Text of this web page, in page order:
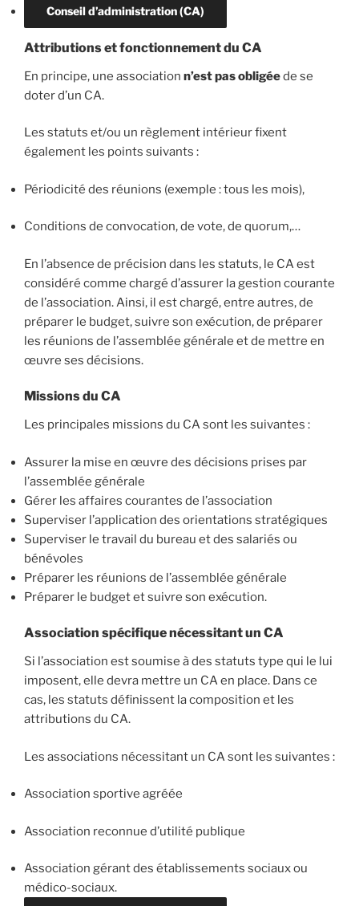
Conseil d’administration (CA)
Attributions et fonctionnement du CA
En principe, une association n’est pas obligéede se
doter d’un CA.
Les statuts et/ou un règlement intérieur fixent
également les points suivants :
Périodicité des réunions (exemple : tous les mois),
Conditions de convocation, de vote, de quorum,…
En l’absence de précision dans les statuts, le CA est
considéré comme chargé d’assurer la gestion courante
de l’association. Ainsi, il est chargé, entre autres, de
préparer le budget, suivre son exécution, de préparer
les réunions de l’assemblée générale et de mettre en
œuvre ses décisions.
Missions du CA
Les principales missions du CA sont les suivantes :
Assurer la mise en œuvre des décisions prises par
l’assemblée générale
Gérer les affaires courantes de l’association
Superviser l’application des orientations stratégiques
Superviser le travail du bureau et des salariés ou
bénévoles
Préparer les réunions de l’assemblée générale
Préparer le budget et suivre son exécution.
Association spécifique nécessitant un CA
Si l’association est soumise à des statuts type qui le lui
imposent, elle devra mettre un CA en place. Dans ce
cas, les statuts définissent la composition et les
attributions du CA.
Les associations nécessitant un CA sont les suivantes :
Association sportive agréée
Association reconnue d’utilité publique
Association gérant des établissements sociaux ou
médico-sociaux.